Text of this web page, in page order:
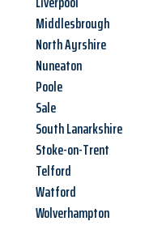
Middlesbrough
North Ayrshire
Nuneaton
Poole
Sale
South Lanarkshire
Stoke-on-Trent
Telford
Watford
Wolverhampton